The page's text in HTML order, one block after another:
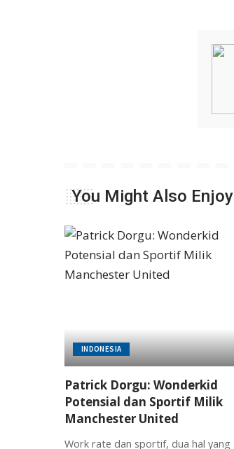
You Might Also Enjoy
INDONESIA
Patrick Dorgu: Wonderkid
Potensial dan Sportif Milik
Manchester United
Work rate dan sportif, dua hal yang